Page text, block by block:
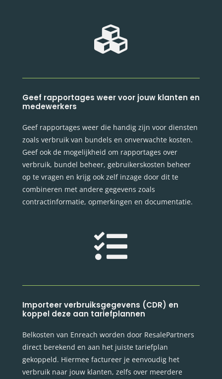

Geef rapportages weer voor jouw klanten en
medewerkers
Geef rapportages weer die handig zijn voor diensten
zoals verbruik van bundels en onverwachte kosten.
Geef ook de mogelijkheid om rapportages over
verbruik, bundel beheer, gebruikerskosten beheer
op te vragen en krijg ook zelf inzage door dit te
combineren met andere gegevens zoals
contractinformatie, opmerkingen en documentatie.

Importeer verbruiksgegevens (CDR) en
koppel deze aan tariefplannen
Belkosten van Enreach worden door ResalePartners
direct berekend en aan het juiste tariefplan
gekoppeld. Hiermee factureer je eenvoudig het
verbruik naar jouw klanten, zelfs over meerdere